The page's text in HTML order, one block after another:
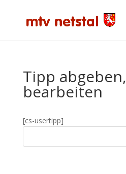
Tipp abgeben,
bearbeiten
[cs-usertipp]